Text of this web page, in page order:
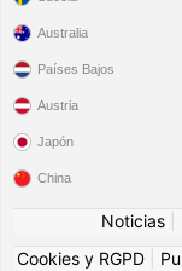
Australia
Países Bajos
Austria
Japón
China
Noticias
Cookies y RGPD